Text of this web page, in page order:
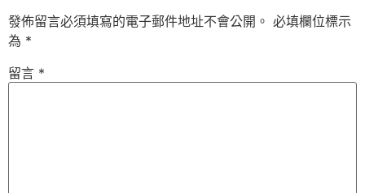
發佈留言必須填寫的電子郵件地址不會公開。 必填欄位標示
為 *
留言 *